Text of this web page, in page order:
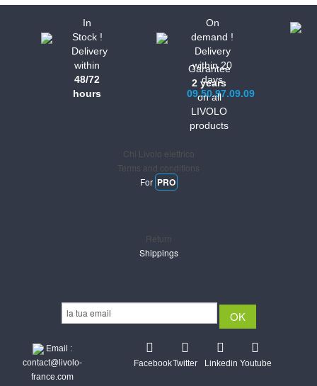
In
Stock !
Delivery
within
48/72
hours
On
demand !
Delivery
within 20
days
09.50.97.09.09
Garantee
2 years
on all
LIVOLO
products
Chi Livolo elettrico
Terms and conditions
For PRO
Return
Shippings
Email :
contact@livolo-
france.com
FacebookTwitter Linkedin Youtube